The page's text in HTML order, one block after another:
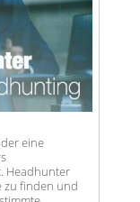
eine
Headhunter
zu finden und